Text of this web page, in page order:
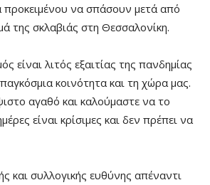
προκειμένου να σπάσουν μετά από
της σκλαβιάς στη Θεσσαλονίκη.
είναι λιτός εξαιτίας της πανδημίας
κοινότητα και τη χώρα μας.
αγαθό και καλούμαστε να το
είναι κρίσιμες και δεν πρέπει να
και συλλογικής ευθύνης απέναντι